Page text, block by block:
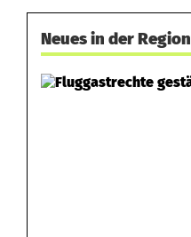
Neues in der Region